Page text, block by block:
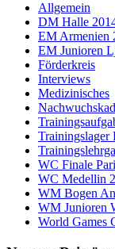
Allgemein
DM Halle
EM Armenien
EM Junioren
Förderkreis
Interviews
Medizinisches
Trainingslager
WC Finale
WC Medellin
WM Bogen
WM Junioren
World Games